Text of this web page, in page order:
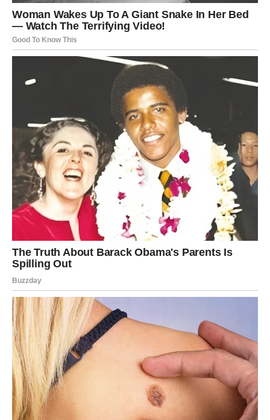
postaje očigledan. Ovo je dan kada priznaješ sebi da ti je
potrebna podrška. Mogući su emotivni lomovi, naročito
ako si se trudio da kontrolišeš situacije koje nisu bile pod
tvojom kontrolom. Do večeras shvataš da prava snaga
dolazi onda kada pustiš. Sudbina ti danas uzima nešto –
ali samo da bi ti kasnije dala više.
DEVICA
Device danas osećaju da nešto „ne štima“. Analiziraš,
vraćaš film, tražiš grešku – ali istina je da greška nije u
tebi. Predugo si pokušavao da popraviš ono što nije bilo
tvoje da se popravlja. Danas dolazi trenutak kada jasno
vidiš granicu. Emotivno može biti bolno, ali mentalno
donosi ogromno olakšanje. Do večeras prestaješ da nosiš
tuđe terete. Sudbina te vraća sebi.
VAGA
Vage danas stoje na raskrsnici. Balans koji toliko tražiš
više nije moguć ako stalno praviš kompromise na svoju
štetu. Današnji dan donosi istinu kroz odnos sa drugima.
Neko ti može reći nešto što te zaboli, ali i probudi. Do
večeras shvataš da mir ne dolazi iz izbegavanja konflikta,
već iz iskrenosti. Emocije su jake, ali i lekovite. Odluka
koju danas doneseš menja pravac tvog emotivnog života.